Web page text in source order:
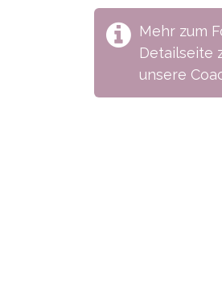
Mehr zum
Detailseite
unsere